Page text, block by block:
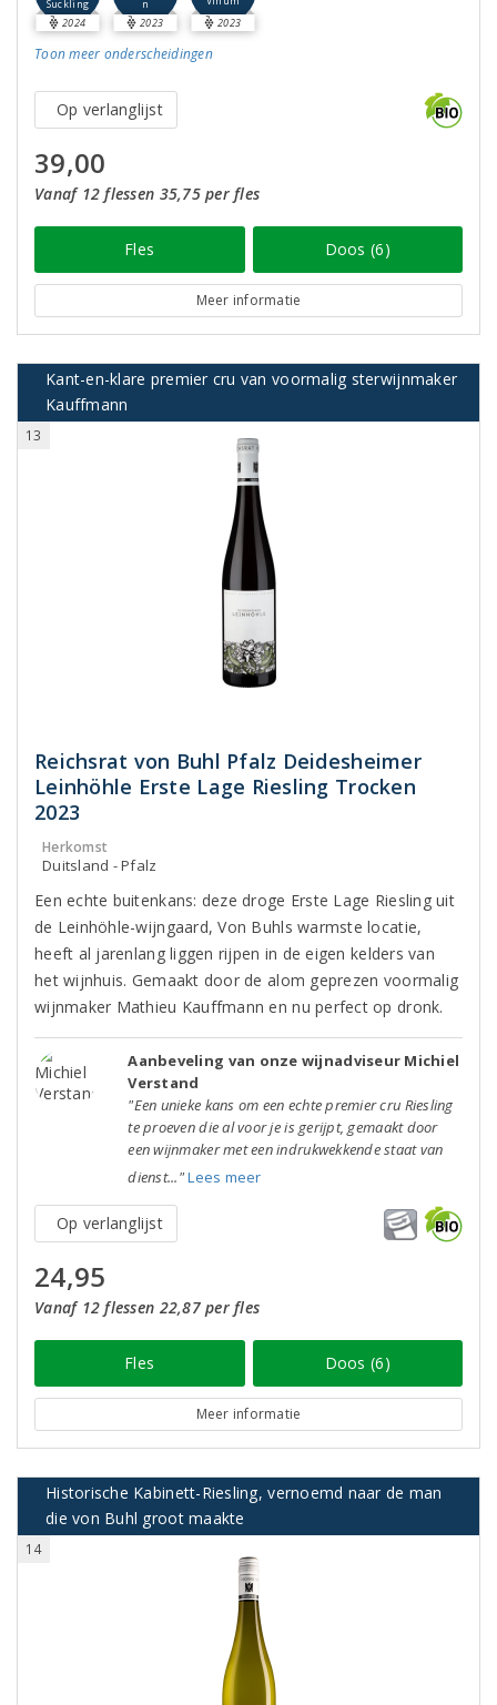
Suckling
2024
n
2023 2023
Toon meer onderscheidingen
Op verlanglijst
39,00
Vanaf 12 flessen 35,75 per fles
Fles Doos (6)
Meer informatie
Kant-en-klare premier cru van voormalig sterwijnmaker
Kauffmann
13
Reichsrat von Buhl Pfalz Deidesheimer
Leinhöhle Erste Lage Riesling Trocken
2023
Herkomst
Duitsland - Pfalz
Een echte buitenkans: deze droge Erste Lage Riesling uit
de Leinhöhle-wijngaard, Von Buhls warmste locatie,
heeft al jarenlang liggen rijpen in de eigen kelders van
het wijnhuis. Gemaakt door de alom geprezen voormalig
wijnmaker Mathieu Kauffmann en nu perfect op dronk.
Aanbeveling van onze wijnadviseur Michiel
Verstand
"Een unieke kans om een echte premier cru Riesling
te proeven die al voor je is gerijpt, gemaakt door
een wijnmaker met een indrukwekkende staat van
dienst..."Lees meer
Op verlanglijst
24,95
Vanaf 12 flessen 22,87 per fles
Fles Doos (6)
Meer informatie
Historische Kabinett-Riesling, vernoemd naar de man
die von Buhl groot maakte
14